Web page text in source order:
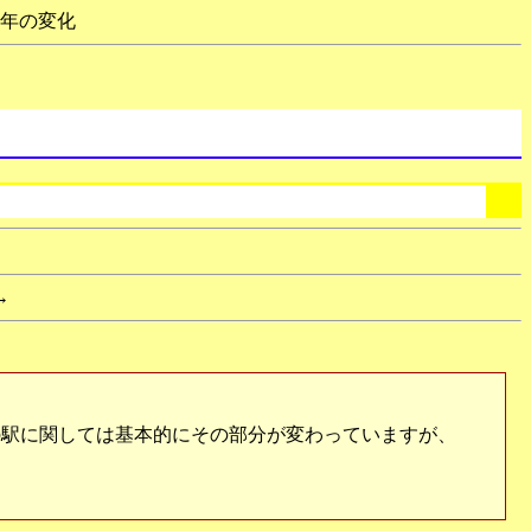
の変化
関しては基本的にその部分が変わっていますが、